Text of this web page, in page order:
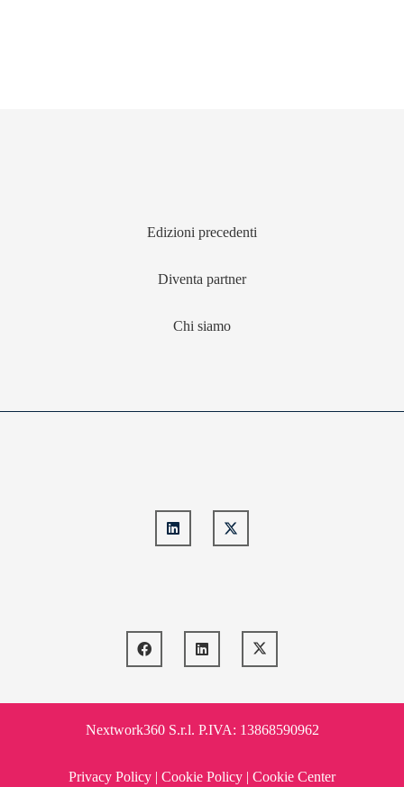
Edizioni precedenti
Diventa partner
Chi siamo
Nextwork360 S.r.l. P.IVA: 13868590962
Privacy Policy | Cookie Policy | Cookie Center